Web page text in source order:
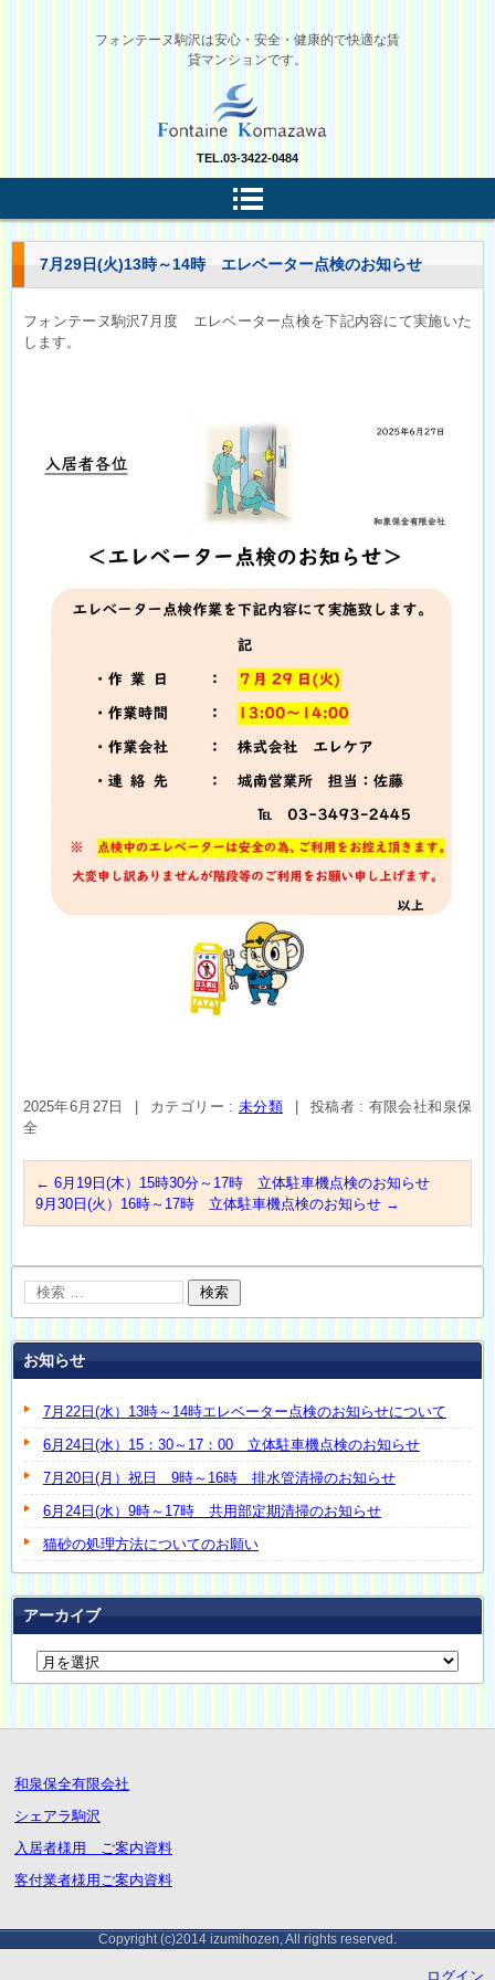
フォンテーヌ駒沢は安心・安全・健康的で快適な賃
貸マンションです。
TEL.03-3422-0484
7月29日(火)13時～14時 エレベーター点検のお知らせ
フォンテーヌ駒沢7月度 エレベーター点検を下記内容にて実施いた
します。
2025年6月27日 カテゴリー : 未分類
投稿者 : 有限会社和泉保
全
← 6月19日(木）15時30分～17時 立体駐車機点検のお知らせ
9月30日(火）16時～17時 立体駐車機点検のお知らせ →
お知らせ
7月22日(水）13時～14時エレベーター点検のお知らせについて
6月24日(水）15：30～17：00 立体駐車機点検のお知らせ
7月20日(月）祝日 9時～16時 排水管清掃のお知らせ
6月24日(水）9時～17時 共用部定期清掃のお知らせ
猫砂の処理方法についてのお願い
アーカイブ
和泉保全有限会社
シェアラ駒沢
入居者様用 ご案内資料
客付業者様用ご案内資料
Copyright (c)2014 izumihozen, All rights reserved.
ログイン